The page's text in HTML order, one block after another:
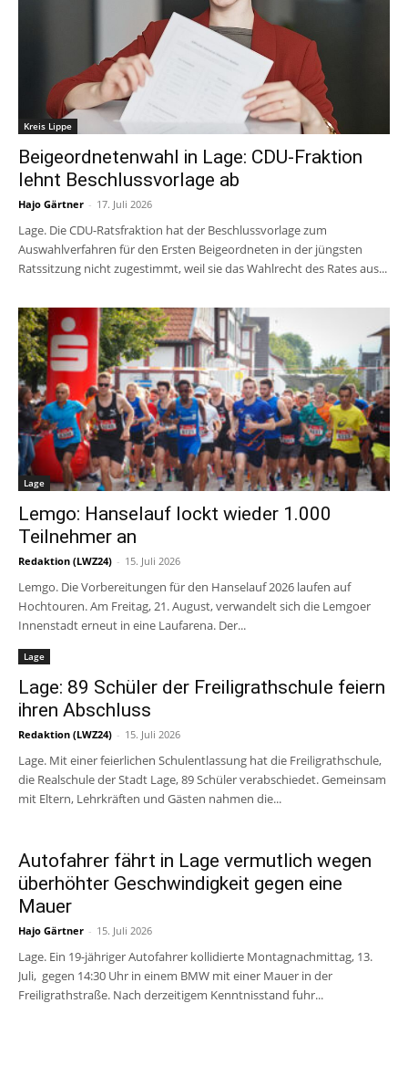
Kreis Lippe
Beigeordnetenwahl in Lage: CDU-Fraktion
lehnt Beschlussvorlage ab
Hajo Gärtner - 17. Juli 2026
Lage. Die CDU-Ratsfraktion hat der Beschlussvorlage zum
Auswahlverfahren für den Ersten Beigeordneten in der jüngsten
Ratssitzung nicht zugestimmt, weil sie das Wahlrecht des Rates aus...
Lage
Lemgo: Hanselauf lockt wieder 1.000
Teilnehmer an
Redaktion (LWZ24) - 15. Juli 2026
Lemgo. Die Vorbereitungen für den Hanselauf 2026 laufen auf
Hochtouren. Am Freitag, 21. August, verwandelt sich die Lemgoer
Innenstadt erneut in eine Laufarena. Der...
Lage
Lage: 89 Schüler der Freiligrathschule feiern
ihren Abschluss
Redaktion (LWZ24) - 15. Juli 2026
Lage. Mit einer feierlichen Schulentlassung hat die Freiligrathschule,
die Realschule der Stadt Lage, 89 Schüler verabschiedet. Gemeinsam
mit Eltern, Lehrkräften und Gästen nahmen die...
Autofahrer fährt in Lage vermutlich wegen
überhöhter Geschwindigkeit gegen eine
Mauer
Hajo Gärtner - 15. Juli 2026
Lage. Ein 19-jähriger Autofahrer kollidierte Montagnachmittag, 13.
Juli, gegen 14:30 Uhr in einem BMW mit einer Mauer in der
Freiligrathstraße. Nach derzeitigem Kenntnisstand fuhr...